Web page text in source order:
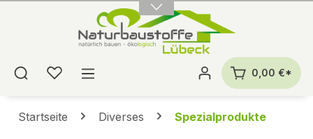
0,00 €*
Startseite Diverses Spezialprodukte